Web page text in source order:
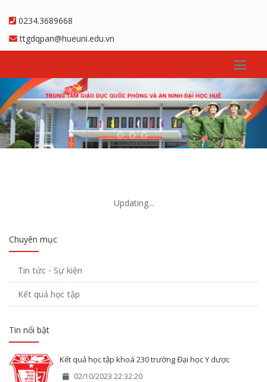
0234.3689668
ttgdqpan@hueuni.edu.vn
Previous
Updating...
Chuyên mục
Tin tức - Sự kiện
Kết quả học tập
Tin nổi bật
Kết quả học tập khoá 230 trường Đại học Y dược
02/10/2023 22:32:20